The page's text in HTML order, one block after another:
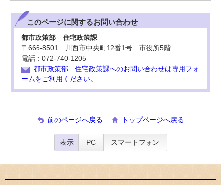
このページに関するお問い合わせ
都市政策部 住宅政策課
〒666-8501 川西市中央町12番1号 市役所5階
電話：072-740-1205
都市政策部 住宅政策課へのお問い合わせは専用フォ
ームをご利用ください。
前のページへ戻る トップページへ戻る
表示 PC スマートフォン